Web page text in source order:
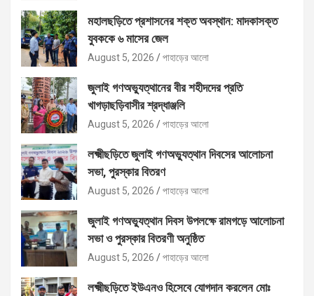
মহালছড়িতে প্রশাসনের শক্ত অবস্থান: মাদকাসক্ত
যুবককে ৬ মাসের জেল
August 5, 2026 পাহাড়ের আলো
জুলাই গণঅভ্যুত্থানের বীর শহীদদের প্রতি
খাগড়াছড়িবাসীর শ্রদ্ধাঞ্জলি
August 5, 2026 পাহাড়ের আলো
লক্ষ্মীছড়িতে জুলাই গণঅভ্যুত্থান দিবসের আলোচনা
সভা, পুরস্কার বিতরণ
August 5, 2026 পাহাড়ের আলো
জুলাই গণঅভ্যুত্থান দিবস উপলক্ষে রামগড়ে আলোচনা
সভা ও পুরস্কার বিতরণী অনুষ্ঠিত
August 5, 2026 পাহাড়ের আলো
লক্ষ্মীছড়িতে ইউএনও হিসেবে যোগদান করলেন মোঃ